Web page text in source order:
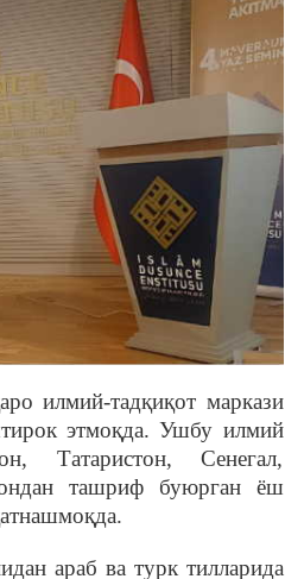
илмий-тадқиқот маркази
этмоқда. Ушбу илмий
Татаристон, Сенегал,
ташриф буюрган ёш
араб ва турк тилларида